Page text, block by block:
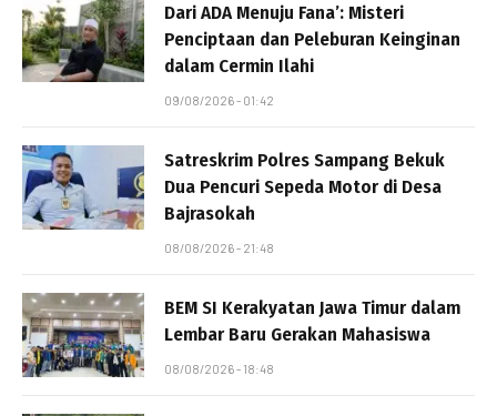
Dari ADA Menuju Fana’: Misteri
Penciptaan dan Peleburan Keinginan
dalam Cermin Ilahi
09/08/2026 - 01:42
Satreskrim Polres Sampang Bekuk
Dua Pencuri Sepeda Motor di Desa
Bajrasokah
08/08/2026 - 21:48
BEM SI Kerakyatan Jawa Timur dalam
Lembar Baru Gerakan Mahasiswa
08/08/2026 - 18:48